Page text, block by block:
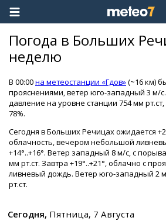
Погода в Больших
неделю
В 00:00на метеостанции «Гдов»(~16 км)
прояснениями, ветер юго-западный 3 м/
давление на уровне станции 754 мм
78%.
Сегодня в Больших Речицах ожидается
облачность, вечером небольшой
+14°..+16°. Ветер западный 8 м/с, с
мм рт.ст. Завтра +19°..+21°, облачно с
ливневый дождь. Ветер юго-западный 2
рт.ст.
Сегодня, Пятница, 7 Августа